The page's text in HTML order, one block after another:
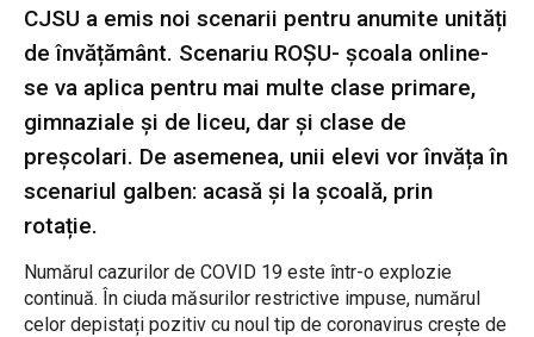
CJSU a emis noi scenarii pentru anumite unități
de învățământ. Scenariu ROȘU- școala online-
se va aplica pentru mai multe clase primare,
gimnaziale și de liceu, dar și clase de
preșcolari. De asemenea, unii elevi vor învăța în
scenariul galben: acasă și la școală, prin
rotație.
Numărul cazurilor de COVID 19 este într-o explozie
continuă. În ciuda măsurilor restrictive impuse, numărul
celor depistați pozitiv cu noul tip de coronavirus crește de